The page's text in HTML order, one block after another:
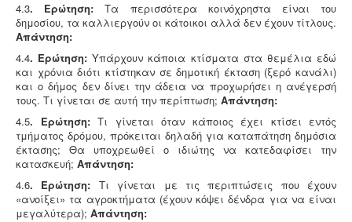
4.3. Ερώτηση: Τα περισσότερα κοινόχρηστα είναι του
δημοσίου, τα καλλιεργούν οι κάτοικοι αλλά δεν έχουν τίτλους.
Απάντηση:
4.4. Ερώτηση: Υπάρχουν κάποια κτίσματα στα θεμέλια εδώ
και χρόνια διότι κτίστηκαν σε δημοτική έκταση (ξερό κανάλι)
και ο δήμος δεν δίνει την άδεια να προχωρήσει η ανέγερσή
τους. Τι γίνεται σε αυτή την περίπτωση; Απάντηση:
4.5. Ερώτηση:Τι γίνεται όταν κάποιος έχει κτίσει εντός
τμήματος δρόμου, πρόκειται δηλαδή για καταπάτηση δημόσια
έκτασης; Θα υποχρεωθεί ο ιδιώτης να κατεδαφίσει την
κατασκευή; Απάντηση:
4.6. Ερώτηση: Τι γίνεται με τις περιπτώσεις που έχουν
«ανοίξει» τα αγροκτήματα (έχουν κόψει δένδρα για να είναι
μεγαλύτερα); Απάντηση: